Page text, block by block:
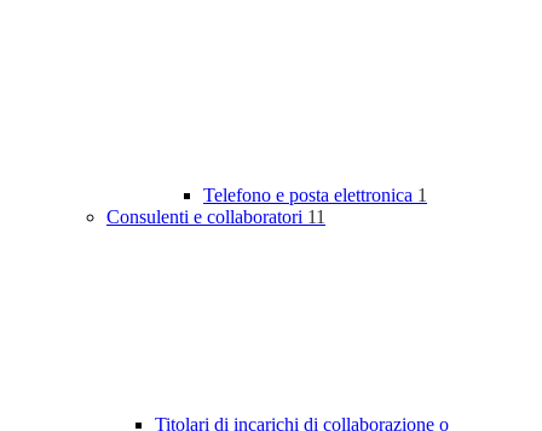
Telefono e posta elettronica 1
Consulenti e collaboratori 11
Titolari di incarichi di collaborazione o